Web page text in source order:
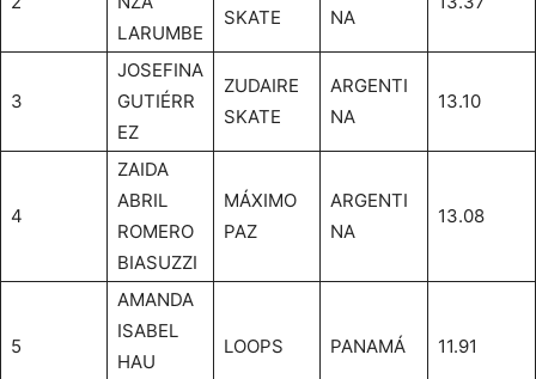
LARUMBE
SKATE
NA
3
JOSEFINA
GUTIÉRR
EZ
ZUDAIRE
SKATE
ARGENTI
NA
13.10
4
ZAIDA
ABRIL
ROMERO
BIASUZZI
MÁXIMO
PAZ
ARGENTI
NA
13.08
5
AMANDA
ISABEL
HAU
LOOPS PANAMÁ 11.91